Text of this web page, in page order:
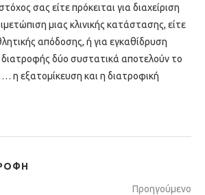
σας είτε πρόκειται για διαχείριση
μιας κλινικής κατάστασης, είτε
απόδοσης, ή για εγκαθίδρυση
διατροφής δύο συστατικά αποτελούν το
… η εξατομίκευση και η διατροφική
Προηγούμενο